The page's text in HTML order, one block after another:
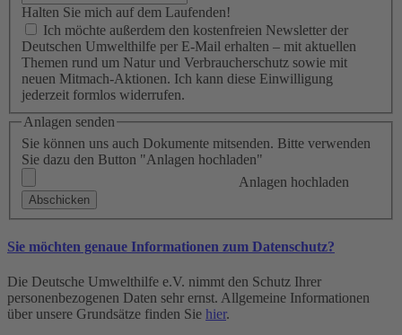
Halten Sie mich auf dem Laufenden!
Ich möchte außerdem den kostenfreien Newsletter der
Deutschen Umwelthilfe per E-Mail erhalten – mit aktuellen
Themen rund um Natur und Verbraucherschutz sowie mit
neuen Mitmach-Aktionen. Ich kann diese Einwilligung
jederzeit formlos widerrufen.
Anlagen senden
Sie können uns auch Dokumente mitsenden. Bitte verwenden
Sie dazu den Button "Anlagen hochladen"
Anlagen hochladen
Sie möchten genaue Informationen zum Datenschutz?
Die Deutsche Umwelthilfe e.V. nimmt den Schutz Ihrer
personenbezogenen Daten sehr ernst. Allgemeine Informationen
über unsere Grundsätze finden Sie hier.